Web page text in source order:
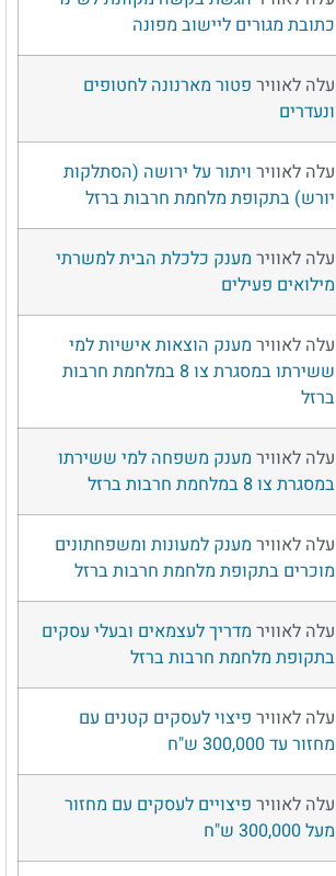
כתובת מגורים ליישוב מפונה
עלה לאוויר פטור מארנונה לחטופים
ונעדרים
עלה לאוויר ויתור על ירושה (הסתלקות
יורש) בתקופת מלחמת חרבות ברזל
עלה לאוויר מענק כלכלת הבית למשרתי
מילואים פעילים
עלה לאוויר מענק הוצאות אישיות למי
ששירתו במסגרת צו 8 במלחמת חרבות
ברזל
עלה לאוויר מענק משפחה למי ששירתו
במסגרת צו 8 במלחמת חרבות ברזל
עלה לאוויר מענק למעונות ומשפחתונים
מוכרים בתקופת מלחמת חרבות ברזל
עלה לאוויר מדריך לעצמאים ובעלי עסקים
בתקופת מלחמת חרבות ברזל
עלה לאוויר פיצוי לעסקים קטנים עם
מחזור עד 300,000 ש"ח
עלה לאוויר פיצויים לעסקים עם מחזור
מעל 300,000 ש"ח